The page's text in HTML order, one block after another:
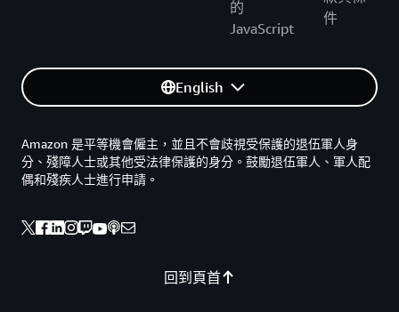
的
JavaScript
件
English
回到頁首
Amazon 是平等機會僱主，並且不會歧視受保護的退伍軍人身
分、殘障人士或其他受法律保護的身分。鼓勵退伍軍人、軍人配
偶和殘疾人士進行申請。